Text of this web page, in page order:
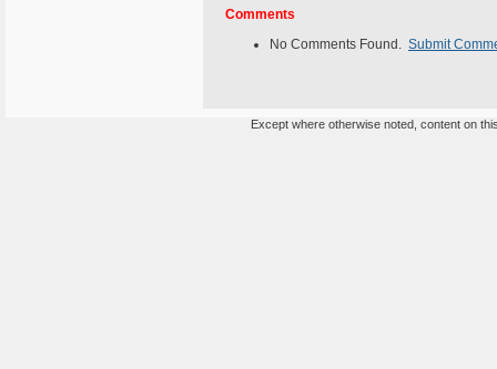
Comments
No Comments Found. Submit
Except where otherwise noted, content on